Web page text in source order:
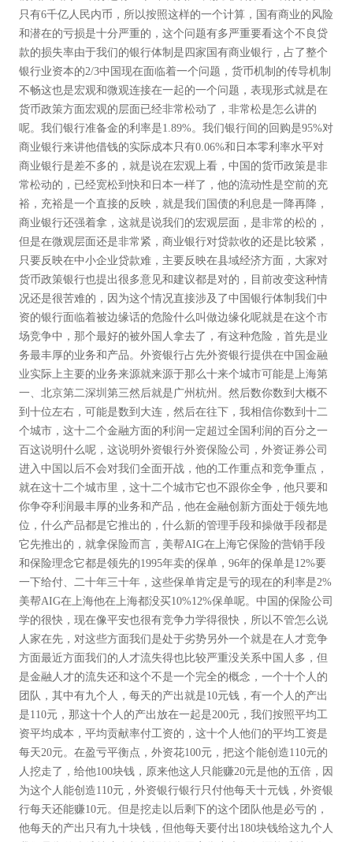
只有6千亿人民内币，所以按照这样的一个计算，国有商业的风险
和潜在的亏损是十分严重的，这个问题有多严重要看这个不良贷
款的损失率由于我们的银行体制是四家国有商业银行，占了整个
银行业资本的2/3中国现在面临着一个问题，货币机制的传导机制
不畅这也是宏观和微观连接在一起的一个问题，表现形式就是在
货币政策方面宏观的层面已经非常松动了，非常松是怎么讲的
呢。我们银行准备金的利率是1.89%。我们银行间的回购是95%对
商业银行来讲他借钱的实际成本只有0.06%和日本零利率水平对
商业银行是差不多的，就是说在宏观上看，中国的货币政策是非
常松动的，已经宽松到快和日本一样了，他的流动性是空前的充
裕，充裕是一个直接的反映，就是我们国债的利息是一降再降，
商业银行还强着拿，这就是说我们的宏观层面，是非常的松的，
但是在微观层面还是非常紧，商业银行对贷款收的还是比较紧，
只要反映在中小企业贷款难，主要反映在县域经济方面，大家对
货币政策银行也提出很多意见和建议都是对的，目前改变这种情
况还是很苦难的，因为这个情况直接涉及了中国银行体制我们中
资的银行面临着被边缘话的危险什么叫做边缘化呢就是在这个市
场竞争中，那个最好的被外国人拿去了，有这种危险，首先是业
务最丰厚的业务和产品。外资银行占先外资银行提供在中国金融
业实际上主要的业务来源就来源于那么十来个城市可能是上海第
一、北京第二深圳第三然后就是广州杭州。然后数你数到大概不
到十位左右，可能是数到大连，然后在往下，我相信你数到十二
个城市，这十二个金融方面的利润一定超过全国利润的百分之一
百这说明什么呢，这说明外资银行外资保险公司，外资证券公司
进入中国以后不会对我们全面开战，他的工作重点和竞争重点，
就在这十二个城市里，这十二个城市它也不跟你全争，他只要和
你争夺利润最丰厚的业务和产品，他在金融创新方面处于领先地
位，什么产品都是它推出的，什么新的管理手段和操做手段都是
它先推出的，就拿保险而言，美帮AIG在上海它保险的营销手段
和保险理念它都是领先的1995年卖的保单，96年的保单是12%要
一下给付、二十年三十年，这些保单肯定是亏的现在的利率是2%
美帮AIG在上海他在上海都没买10%12%保单呢。中国的保险公司
学的很快，现在像平安也很有竞争力学得很快，所以不管怎么说
人家在先，对这些方面我们是处于劣势另外一个就是在人才竞争
方面最近方面我们的人才流失得也比较严重没关系中国人多，但
是金融人才的流失还和这个不是一个完全的概念，一个十个人的
团队，其中有九个人，每天的产出就是10元钱，有一个人的产出
是110元，那这十个人的产出放在一起是200元，我们按照平均工
资平均成本，平均贡献率付工资的，这十个人他们的平均工资是
每天20元。在盈亏平衡点，外资花100元，把这个能创造110元的
人挖走了，给他100块钱，原来他这人只能赚20元是他的五倍，因
为这个人能创造110元，外资银行银行只付他每天十元钱，外资银
行每天还能赚10元。但是挖走以后剩下的这个团队他是必亏的，
他每天的产出只有九十块钱，但他每天要付出180块钱给这九个人